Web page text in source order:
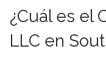
¿Cuál es el
LLC en